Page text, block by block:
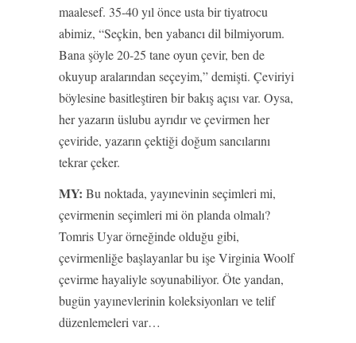
maalesef. 35-40 yıl önce usta bir tiyatrocu
abimiz, “Seçkin, ben yabancı dil bilmiyorum.
Bana şöyle 20-25 tane oyun çevir, ben de
okuyup aralarından seçeyim,” demişti. Çeviriyi
böylesine basitleştiren bir bakış açısı var. Oysa,
her yazarın üslubu ayrıdır ve çevirmen her
çeviride, yazarın çektiği doğum sancılarını
tekrar çeker.
MY: Bu noktada, yayınevinin seçimleri mi,
çevirmenin seçimleri mi ön planda olmalı?
Tomris Uyar örneğinde olduğu gibi,
çevirmenliğe başlayanlar bu işe Virginia Woolf
çevirme hayaliyle soyunabiliyor. Öte yandan,
bugün yayınevlerinin koleksiyonları ve telif
düzenlemeleri var…